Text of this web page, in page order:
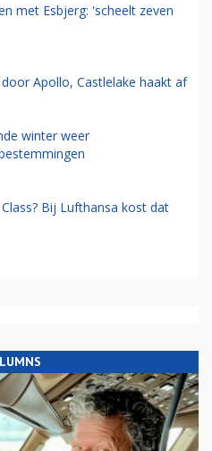
met Esbjerg: 'scheelt zeven
Apollo, Castlelake haakt af
winter weer
Bij Lufthansa kost dat